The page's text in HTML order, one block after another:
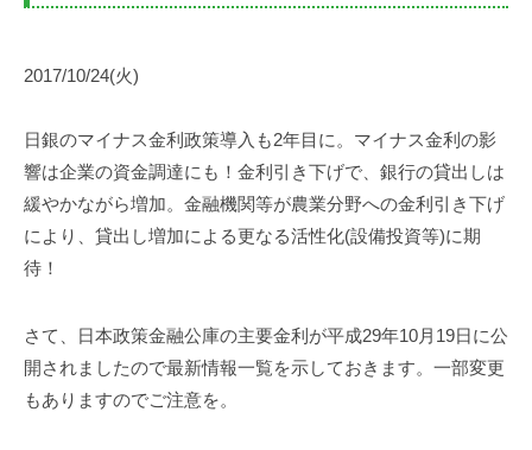
佐
宏
事
務
所
2017/10/24(火)
日銀のマイナス金利政策導入も2年目に。マイナス金利の影
響は企業の資金調達にも！金利引き下げで、銀行の貸出しは
緩やかながら増加。金融機関等が農業分野への金利引き下げ
により、貸出し増加による更なる活性化(設備投資等)に期
待！
さて、日本政策金融公庫の主要金利が平成29年10月19日に公
開されましたので最新情報一覧を示しておきます。一部変更
もありますのでご注意を。